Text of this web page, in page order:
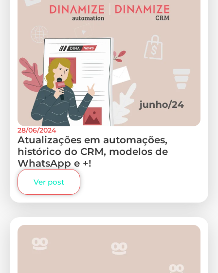
28/06/2024
Atualizações em automações,
histórico do CRM, modelos de
WhatsApp e +!
Ver post